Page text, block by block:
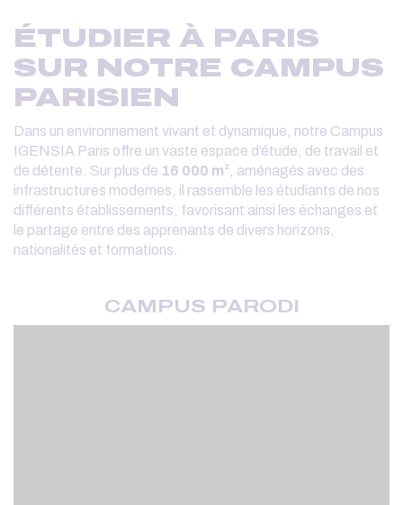
ÉTUDIER À PARIS
SUR NOTRE CAMPUS
PARISIEN
Dans un environnement vivant et dynamique, notre Campus
IGENSIA Paris offre un vaste espace d’étude, de travail et
de détente. Sur plus de 16 000 m² , aménagés avec des
infrastructures modernes, il rassemble les étudiants de nos
différents établissements, favorisant ainsi les échanges et
le partage entre des apprenants de divers horizons,
nationalités et formations.
CAMPUS PARODI